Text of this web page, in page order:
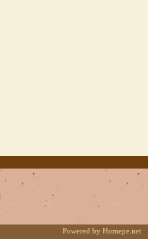
Powered by Homepe.net